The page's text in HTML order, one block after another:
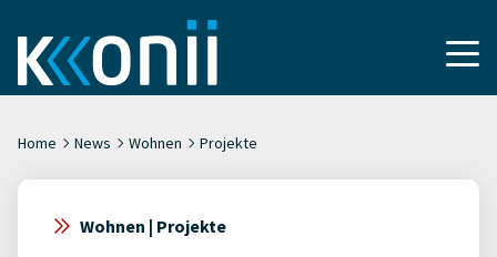
Home News Wohnen Projekte
Wohnen | Projekte